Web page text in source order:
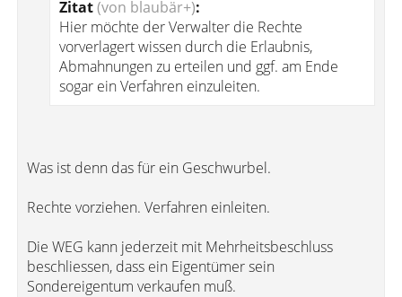
Zitat(von blaubär+):
Hier möchte der Verwalter die Rechte
vorverlagert wissen durch die Erlaubnis,
Abmahnungen zu erteilen und ggf. am Ende
sogar ein Verfahren einzuleiten.
Was ist denn das für ein Geschwurbel.
Rechte vorziehen. Verfahren einleiten.
Die WEG kann jederzeit mit Mehrheitsbeschluss
beschliessen, dass ein Eigentümer sein
Sondereigentum verkaufen muß.